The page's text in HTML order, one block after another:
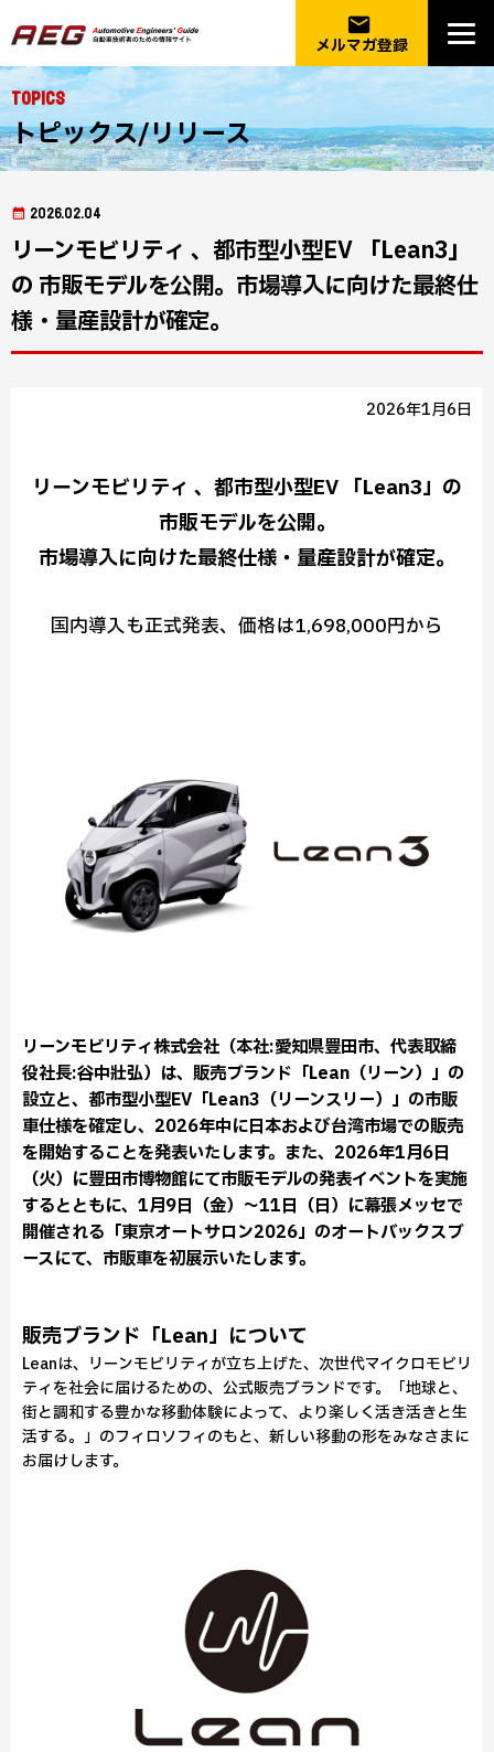
email
メルマガ登録
Topics
トピックス/リリース
2026.02.04
リーンモビリティ 、都市型小型EV 「Lean3」
の 市販モデルを公開。市場導入に向けた最終仕
様・量産設計が確定。
2026年1月6日
リーンモビリティ 、都市型小型EV 「Lean3」の
市販モデルを公開。
市場導入に向けた最終仕様・量産設計が確定。
国内導入も正式発表、価格は1,698,000円から
リーンモビリティ株式会社（本社:愛知県豊田市、代表取締
役社長:谷中壯弘）は、販売ブランド「Lean（リーン）」の
設立と、都市型小型EV「Lean3（リーンスリー）」の市販
車仕様を確定し、2026年中に日本および台湾市場での販売
を開始することを発表いたします。また、2026年1月6日
（火）に豊田市博物館にて市販モデルの発表イベントを実施
するとともに、1月9日（金）〜11日（日）に幕張メッセで
開催される「東京オートサロン2026」のオートバックスブ
ースにて、市販車を初展示いたします。
販売ブランド「Lean」について
Leanは、リーンモビリティが立ち上げた、次世代マイクロモビリ
ティを社会に届けるための、公式販売ブランドです。「地球と、
街と調和する豊かな移動体験によって、より楽しく活き活きと生
活する。」のフィロソフィのもと、新しい移動の形をみなさまに
お届けします。